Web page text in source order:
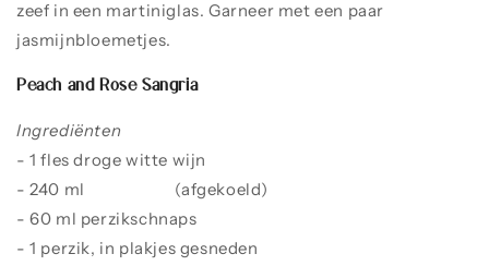
zeef in een martiniglas. Garneer met een paar
jasmijnbloemetjes.
Peach and Rose Sangria
Ingrediënten
- 1 fles droge witte wijn
- 240 ml
(afgekoeld)
- 60 ml perzikschnaps
- 1 perzik, in plakjes gesneden